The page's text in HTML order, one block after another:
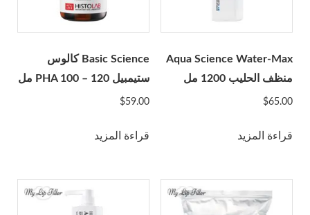
Aqua Science Water-Max
منظف الحليب 1200 مل
$65.00
قراءة المزيد
Basic Science كالوس
ستيمبيل PHA 100 – 120 مل
$59.00
قراءة المزيد
Caregen
CG Bio
CHA Meditech
Coscoi
Dongkook